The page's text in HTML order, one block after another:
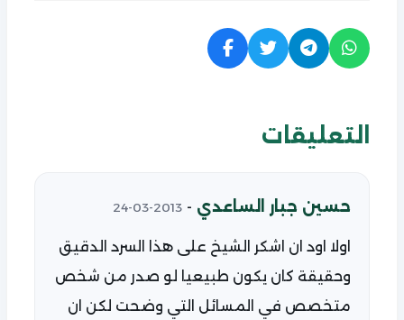
التعليقات
حسين جبار الساعدي -
2013-03-24
اولا اود ان اشكر الشيخ على هذا السرد الدقيق
وحقيقة كان يكون طبيعيا لو صدر من شخص
متخصص في المسائل التي وضحت لكن ان